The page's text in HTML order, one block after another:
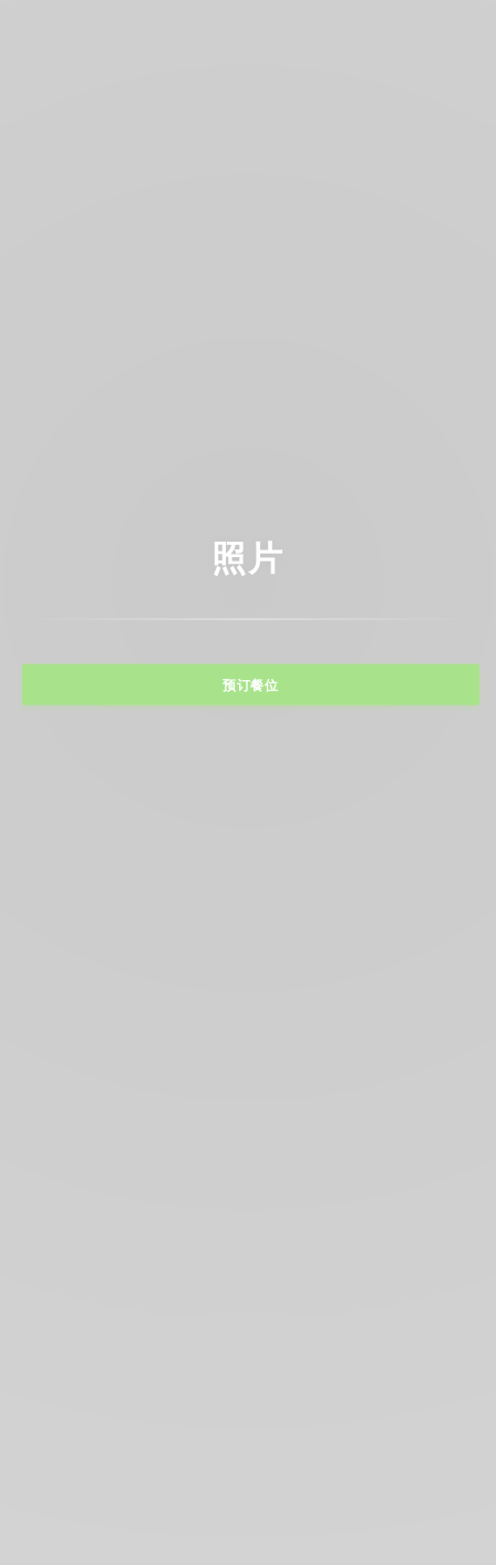
照片
预订餐位